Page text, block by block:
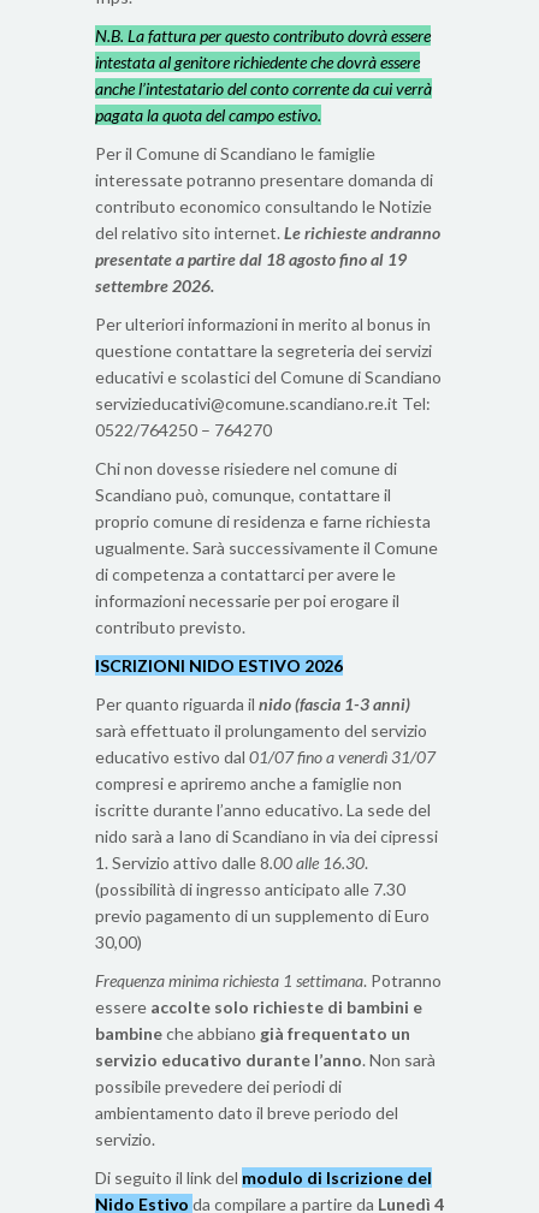
N.B. La fattura per questo contributo dovrà essere
intestata al genitore richiedente che dovrà essere
anche l’intestatario del conto corrente da cui verrà
pagata la quota del campo estivo.
Per il Comune di Scandiano le famiglie
interessate potranno presentare domanda di
contributo economico consultando le Notizie
del relativo sito internet. Le richieste andranno
presentate a partire dal 18 agosto fino al 19
settembre 2026.
Per ulteriori informazioni in merito al bonus in
questione contattare la segreteria dei servizi
educativi e scolastici del Comune di Scandiano
servizieducativi@comune.scandiano.re.it Tel:
0522/764250 – 764270
Chi non dovesse risiedere nel comune di
Scandiano può, comunque, contattare il
proprio comune di residenza e farne richiesta
ugualmente. Sarà successivamente il Comune
di competenza a contattarci per avere le
informazioni necessarie per poi erogare il
contributo previsto.
ISCRIZIONI NIDO ESTIVO 2026
Per quanto riguarda il nido (fascia 1-3 anni)
sarà effettuato il prolungamento del servizio
educativo estivo dal 01/07 fino a venerdì 31/07
compresi e apriremo anche a famiglie non
iscritte durante l’anno educativo. La sede del
nido sarà a Iano di Scandiano in via dei cipressi
1. Servizio attivo dalle 8.00 alle 16.30.
(possibilità di ingresso anticipato alle 7.30
previo pagamento di un supplemento di Euro
30,00)
Frequenza minima richiesta 1 settimana. Potranno
essere accolte solo richieste di bambini e
bambineche abbiano già frequentato un
servizio educativo durante l’anno. Non sarà
possibile prevedere dei periodi di
ambientamento dato il breve periodo del
servizio.
Di seguito il link del modulo di Iscrizione del
Nido Estivo da compilare a partire da Lunedì 4